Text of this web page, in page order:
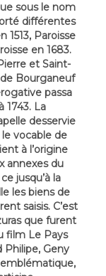
sous le nom
différentes
1513, Paroisse
en 1683.
et Saint-
de Bourganeuf
passa
1743. La
desservie
vocable de
à l’origine
annexes du
jusqu’à la
les biens de
saisis. C’est
que furent
film Le Pays
Philipe, Geny